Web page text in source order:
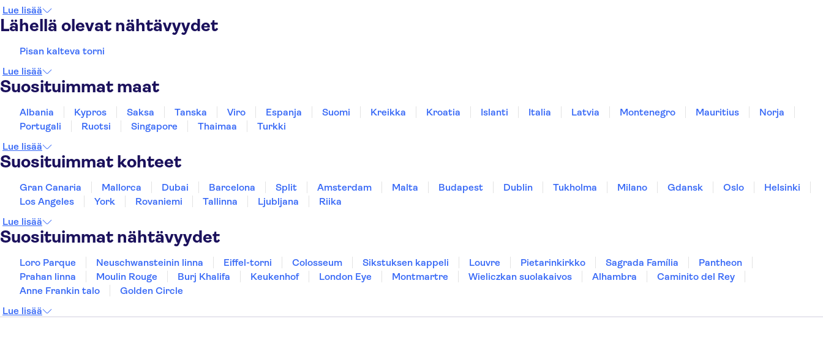
Lue lisää
Lähellä olevat nähtävyydet
Pisan kalteva torni
Lue lisää
Suosituimmat maat
Albania Kypros Saksa Tanska Viro Espanja Suomi Kreikka Kroatia Islanti Italia Latvia Montenegro Mauritius
Norja
Portugali
Ruotsi Singapore Thaimaa
Turkki
Lue lisää
Suosituimmat kohteet
Gran Canaria Mallorca Dubai Barcelona Split Amsterdam Malta Budapest Dublin Tukholma Milano Gdansk Oslo
Helsinki
Los Angeles
York Rovaniemi Tallinna Ljubljana
Riika
Lue lisää
Suosituimmat nähtävyydet
Loro Parque Neuschwansteinin linna Eiffel-torni Colosseum Sikstuksen kappeli Louvre Pietarinkirkko Sagrada Família
Pantheon
Prahan linna
Moulin Rouge Burj Khalifa Keukenhof London Eye Montmartre Wieliczkan suolakaivos Alhambra
Caminito del Rey
Anne Frankin talo
Golden Circle
Lue lisää